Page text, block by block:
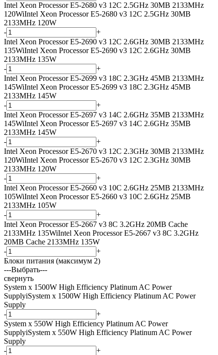
Intel Xeon Processor E5-2680 v3 12C 2.5GHz 30MB 2133MHz
120WiIntel Xeon Processor E5-2680 v3 12C 2.5GHz 30MB
2133MHz 120W
-
+
Intel Xeon Processor E5-2690 v3 12C 2.6GHz 30MB 2133MHz
135WiIntel Xeon Processor E5-2690 v3 12C 2.6GHz 30MB
2133MHz 135W
-
+
Intel Xeon Processor E5-2699 v3 18C 2.3GHz 45MB 2133MHz
145WiIntel Xeon Processor E5-2699 v3 18C 2.3GHz 45MB
2133MHz 145W
-
+
Intel Xeon Processor E5-2697 v3 14C 2.6GHz 35MB 2133MHz
145WiIntel Xeon Processor E5-2697 v3 14C 2.6GHz 35MB
2133MHz 145W
-
+
Intel Xeon Processor E5-2670 v3 12C 2.3GHz 30MB 2133MHz
120WiIntel Xeon Processor E5-2670 v3 12C 2.3GHz 30MB
2133MHz 120W
-
+
Intel Xeon Processor E5-2660 v3 10C 2.6GHz 25MB 2133MHz
105WiIntel Xeon Processor E5-2660 v3 10C 2.6GHz 25MB
2133MHz 105W
-
+
Intel Xeon Processor E5-2667 v3 8C 3.2GHz 20MB Cache
2133MHz 135WiIntel Xeon Processor E5-2667 v3 8C 3.2GHz
20MB Cache 2133MHz 135W
-
+
Блоки питания (максимум 2)
---Выбрать---
свернуть
System x 1500W High Efficiency Platinum AC Power
SupplyiSystem x 1500W High Efficiency Platinum AC Power
Supply
-
+
System x 550W High Efficiency Platinum AC Power
SupplyiSystem x 550W High Efficiency Platinum AC Power
Supply
-
+